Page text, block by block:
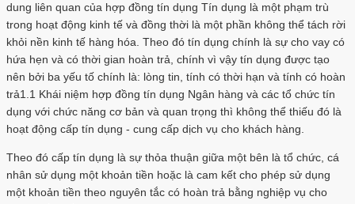
dung liên quan của hợp đồng tín dụng Tín dụng là một phạm trù
trong hoạt động kinh tế và đồng thời là một phần không thể tách rời
khỏi nền kinh tế hàng hóa. Theo đó tín dụng chính là sự cho vay có
hứa hẹn và có thời gian hoàn trả, chính vì vậy tín dụng được tạo
nên bởi ba yếu tố chính là: lòng tin, tính có thời hạn và tính có hoàn
trả1.1 Khái niệm hợp đồng tín dụng Ngân hàng và các tổ chức tín
dụng với chức năng cơ bản và quan trọng thì không thể thiếu đó là
hoạt động cấp tín dụng - cung cấp dịch vụ cho khách hàng.
Theo đó cấp tín dụng là sự thỏa thuận giữa một bên là tổ chức, cá
nhân sử dụng một khoản tiền hoặc là cam kết cho phép sử dụng
một khoản tiền theo nguyên tắc có hoàn trả bằng nghiệp vụ cho